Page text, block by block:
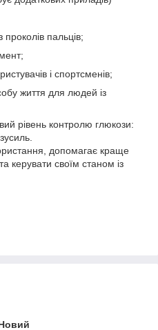
пальців;
і спортсменів;
життя для людей із
рівень контролю глюкози:
допомагає краще
керувати своїм станом із